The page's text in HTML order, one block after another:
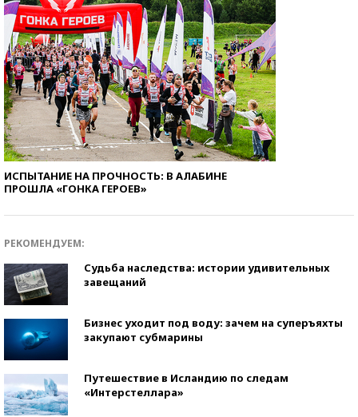
ИСПЫТАНИЕ НА ПРОЧНОСТЬ: В АЛАБИНЕ
ПРОШЛА «ГОНКА ГЕРОЕВ»
РЕКОМЕНДУЕМ:
Судьба наследства: истории удивительных
завещаний
Бизнес уходит под воду: зачем на суперъяхты
закупают субмарины
Путешествие в Исландию по следам
«Интерстеллара»